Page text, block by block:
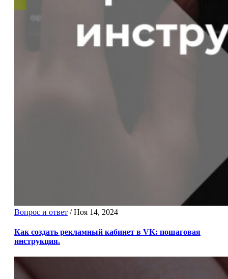
Вопрос и ответ /Ноя 14, 2024
Как создать рекламный кабинет в VK: пошаговая
инструкция.